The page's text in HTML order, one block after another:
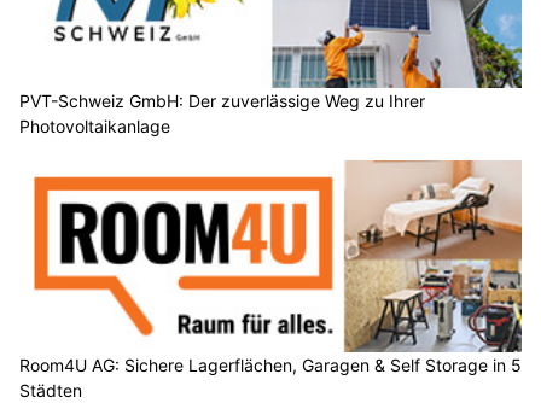
PVT-Schweiz GmbH: Der zuverlässige Weg zu Ihrer
Photovoltaikanlage
Room4U AG: Sichere Lagerflächen, Garagen & Self Storage in 5
Städten